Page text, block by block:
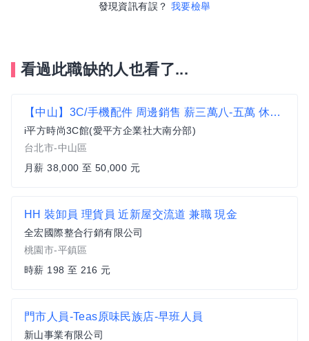
發現資訊有誤？ 我要檢舉
看過此職缺的人也看了...
【中山】3C/手機配件 周邊銷售 薪三萬八-五萬 休6-8天i平方3C館(饒河.通化.站前.士林)
i平方時尚3C館(愛平方企業社大南分部)
台北市-中山區
月薪 38,000 至 50,000 元
HH 裝卸員 理貨員 近新屋交流道 兼職 現金
全宏國際整合行銷有限公司
桃園市-平鎮區
時薪 198 至 216 元
門市人員-Teas原味民族店-早班人員
新山事業有限公司